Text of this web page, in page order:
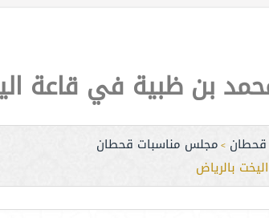
بن ظبية في قاعة
قحطان > مجلس مناسبات قحطان
بالرياض